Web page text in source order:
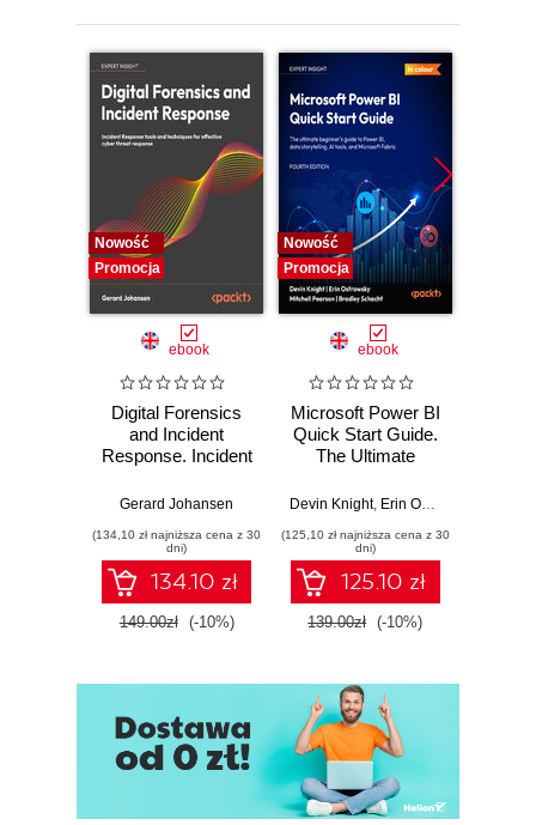
Nowość
Promocja
ebook
Digital Forensics
and Incident
Response. Incident
and techniques for
threat response -
Fourth Edition
Gerard Johansen
(134,10 zł najniższa cena z 30
dni)
134.10 zł
149.00zł (-10%)
Nowość
Promocja
ebook
Microsoft Power BI
Quick Start Guide.
The Ultimate
to Power BI, Data
Tools, and
Microsoft Fabric -
Fourth Edition
Devin Knight, Erin Ostrowsky
(125,10 zł najniższa cena z 30
dni)
125.10 zł
139.00zł (-10%)